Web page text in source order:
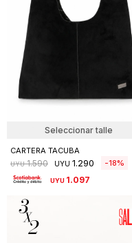
Seleccionar talle
CARTERA TACUBA
UYU 1.590 UYU 1.290 18
UYU 1.097